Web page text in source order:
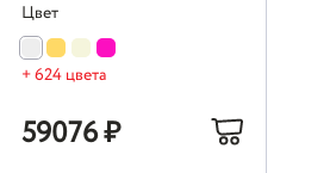
Цвет
+ 624 цвета
59076₽